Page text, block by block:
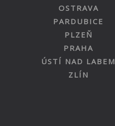
OSTRAVA
PARDUBICE
PLZEŇ
PRAHA
ÚSTÍ NAD LABEM
ZLÍN